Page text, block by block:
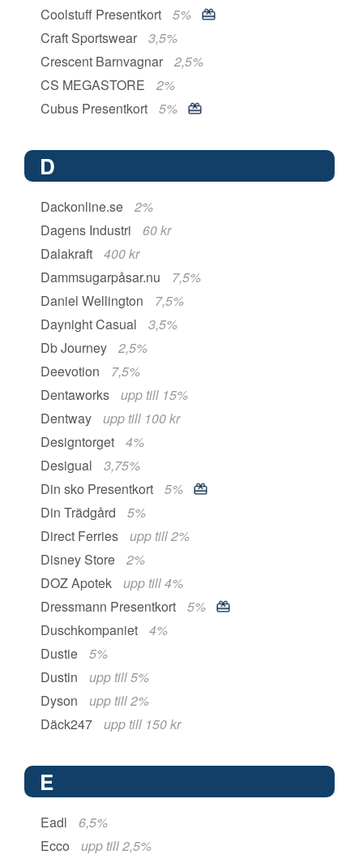
Coolstuff Presentkort
5%
Craft Sportswear
3,5%
Crescent Barnvagnar
2,5%
CS MEGASTORE
2%
Cubus Presentkort
5%
D
Dackonline.se
2%
Dagens Industri
60 kr
Dalakraft
400 kr
Dammsugarpåsar.nu
7,5%
Daniel Wellington
7,5%
Daynight Casual
3,5%
Db Journey
2,5%
Deevotion
7,5%
Dentaworks
upp till 15%
Dentway
upp till 100 kr
Designtorget
4%
Desigual
3,75%
Din sko Presentkort
5%
Din Trädgård
5%
Direct Ferries
upp till 2%
Disney Store
2%
DOZ Apotek
upp till 4%
Dressmann Presentkort
5%
Duschkompaniet
4%
Dustie
5%
Dustin
upp till 5%
Dyson
upp till 2%
Däck247
upp till 150 kr
E
Eadl
6,5%
Ecco
upp till 2,5%